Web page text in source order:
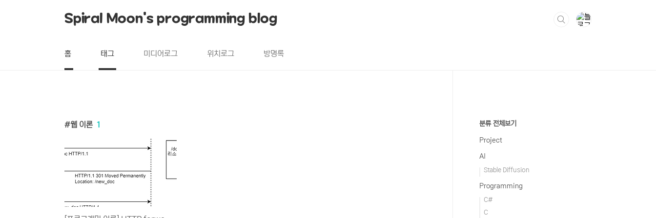
Spiral Moon's programming blog
홈 태그 미디어로그 위치로그 방명록
웹 이론 1 분류 전체보기
Project
AI
Stable Diffusion
Programming
C#
C